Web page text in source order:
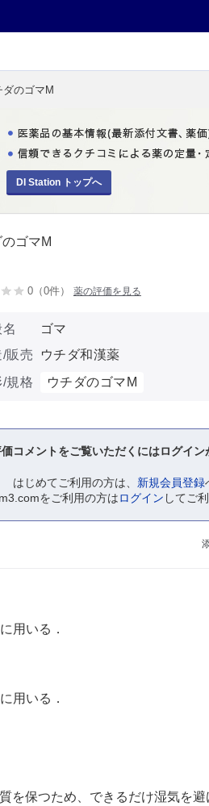
のゴマM
DI Station トップへ
ゴマM
0（0件） 薬の評価を見る
ゴマ
/販売
ウチダ和漢薬
/規格
ウチダのゴマM
コメントをご覧いただくにはログイン
はじめてご利用の方は、 新規会員登録
をご利用の方はログイン してご
用いる．
用いる．
保つため、できるだけ湿気を避